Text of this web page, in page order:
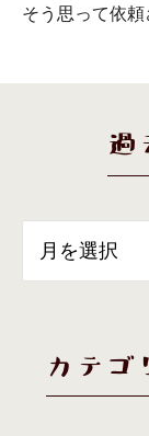
そう思って依
過
カテゴ